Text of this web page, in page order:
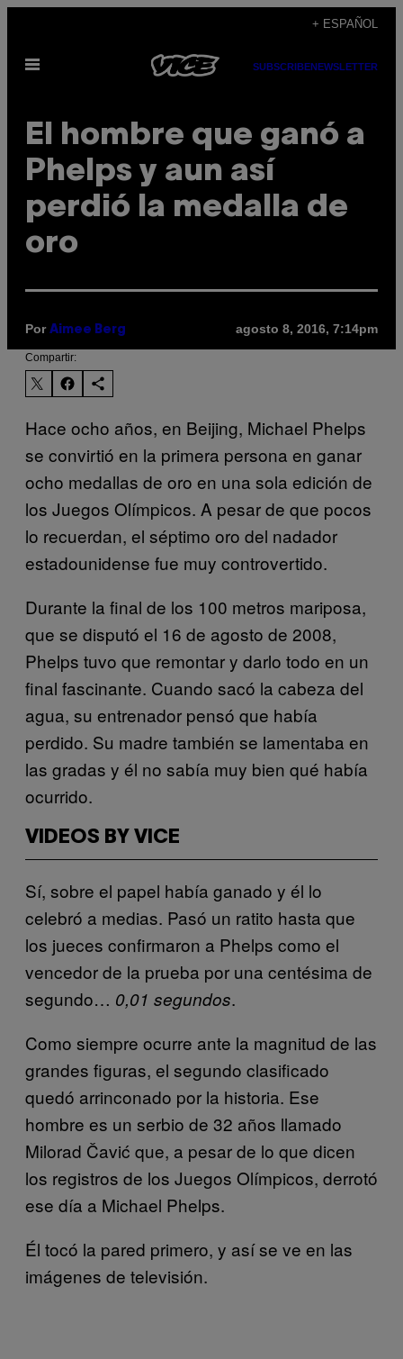
contenido
+ ESPAÑOL
Abrir
SUBSCRIBENEWSLETTER
El hombre que ganó a
Phelps y aun así
perdió la medalla de
oro
Por Aimee Berg agosto 8, 2016, 7:14pm
Compartir:
Hace ocho años, en Beijing, Michael Phelps
se convirtió en la primera persona en ganar
ocho medallas de oro en una sola edición de
los Juegos Olímpicos. A pesar de que pocos
lo recuerdan, el séptimo oro del nadador
estadounidense fue muy controvertido.
Durante la final de los 100 metros mariposa,
que se disputó el 16 de agosto de 2008,
Phelps tuvo que remontar y darlo todo en un
final fascinante. Cuando sacó la cabeza del
agua, su entrenador pensó que había
perdido. Su madre también se lamentaba en
las gradas y él no sabía muy bien qué había
ocurrido.
VIDEOS BY VICE
Sí, sobre el papel había ganado y él lo
celebró a medias. Pasó un ratito hasta que
los jueces confirmaron a Phelps como el
vencedor de la prueba por una centésima de
segundo… 0,01 segundos.
Como siempre ocurre ante la magnitud de las
grandes figuras, el segundo clasificado
quedó arrinconado por la historia. Ese
hombre es un serbio de 32 años llamado
Milorad Čavić que, a pesar de lo que dicen
los registros de los Juegos Olímpicos, derrotó
ese día a Michael Phelps.
Él tocó la pared primero, y así se ve en las
imágenes de televisión.